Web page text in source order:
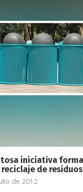
iniciativa
reciclaje de
de 2012